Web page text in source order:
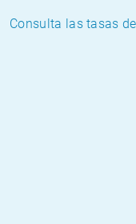
Consulta las tasas